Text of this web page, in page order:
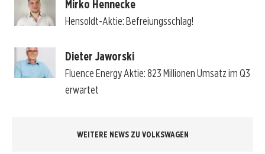
Mirko Hennecke
Hensoldt-Aktie: Befreiungsschlag!
Dieter Jaworski
Fluence Energy Aktie: 823 Millionen Umsatz im Q3
erwartet
WEITERE NEWS ZU VOLKSWAGEN